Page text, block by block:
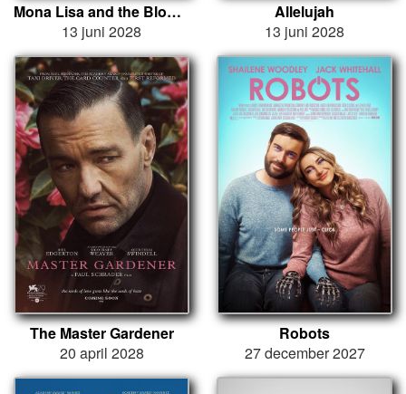
Mona Lisa and the Blood Moon
13 juni 2028
Allelujah
13 juni 2028
The Master Gardener
20 april 2028
Robots
27 december 2027